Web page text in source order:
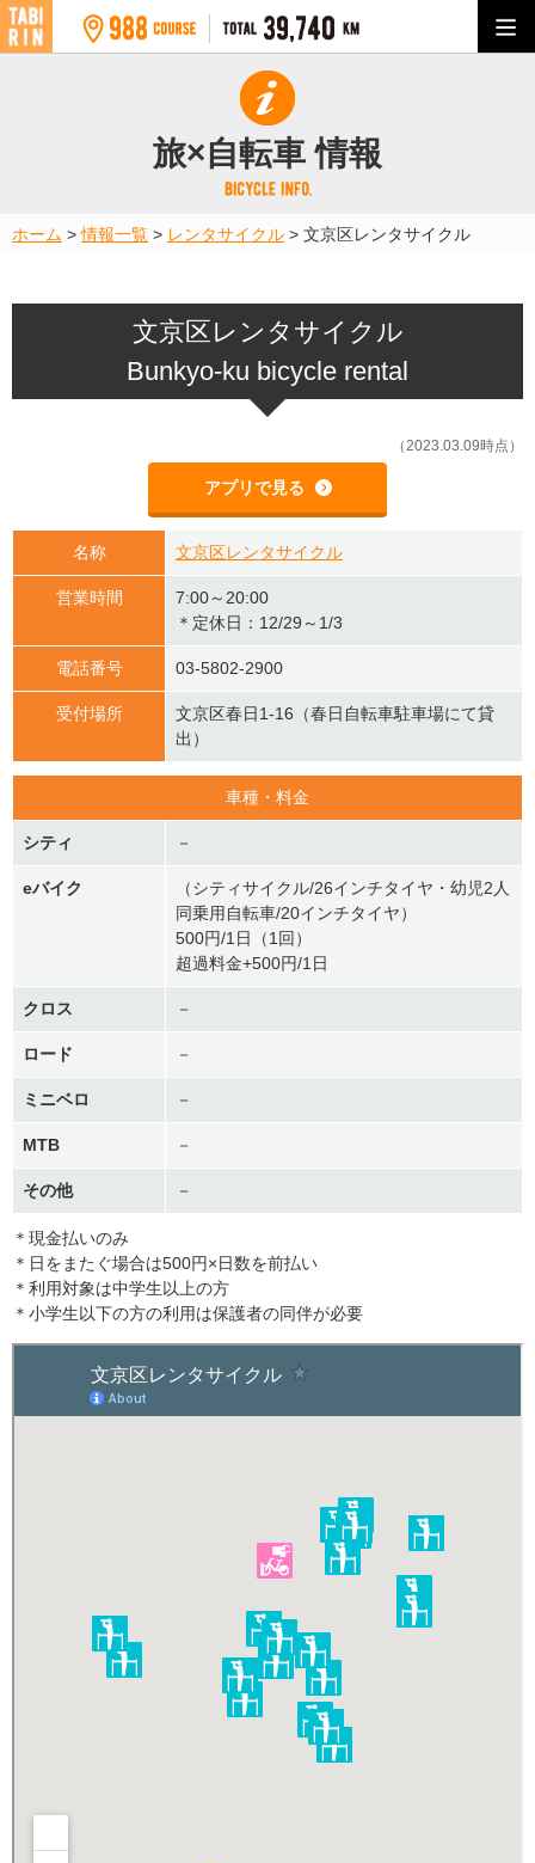
旅×自転車 情報
ホーム >情報一覧 > レンタサイクル > 文京区レンタサイクル
文京区レンタサイクル
Bunkyo-ku bicycle rental
（2023.03.09時点）
アプリで見る
名称 文京区レンタサイクル
営業時間
7:00～20:00
＊定休日：12/29～1/3
電話番号 03-5802-2900
受付場所
文京区春日1-16（春日自転車駐車場にて貸
出）
車種・料金
シティ －
eバイク
（シティサイクル/26インチタイヤ・幼児2人
同乗用自転車/20インチタイヤ）
500円/1日（1回）
超過料金+500円/1日
クロス －
ロード －
ミニベロ －
MTB －
その他 －
＊現金払いのみ
＊日をまたぐ場合は500円×日数を前払い
＊利用対象は中学生以上の方
＊小学生以下の方の利用は保護者の同伴が必要